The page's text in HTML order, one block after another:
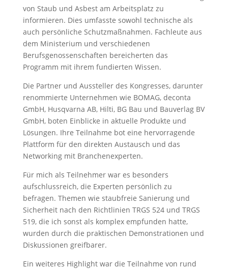
von Staub und Asbest am Arbeitsplatz zu
informieren. Dies umfasste sowohl technische als
auch persönliche Schutzmaßnahmen. Fachleute aus
dem Ministerium und verschiedenen
Berufsgenossenschaften bereicherten das
Programm mit ihrem fundierten Wissen.
Die Partner und Aussteller des Kongresses, darunter
renommierte Unternehmen wie BOMAG, deconta
GmbH, Husqvarna AB, Hilti, BG Bau und Bauverlag BV
GmbH, boten Einblicke in aktuelle Produkte und
Lösungen. Ihre Teilnahme bot eine hervorragende
Plattform für den direkten Austausch und das
Networking mit Branchenexperten.
Für mich als Teilnehmer war es besonders
aufschlussreich, die Experten persönlich zu
befragen. Themen wie staubfreie Sanierung und
Sicherheit nach den Richtlinien TRGS 524 und TRGS
519, die ich sonst als komplex empfunden hatte,
wurden durch die praktischen Demonstrationen und
Diskussionen greifbarer.
Ein weiteres Highlight war die Teilnahme von rund